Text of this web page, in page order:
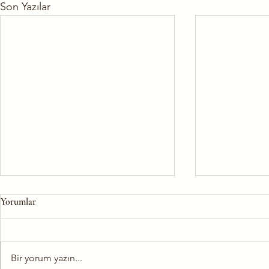
Son Yazılar
Yorumlar
Bir yorum yazın...